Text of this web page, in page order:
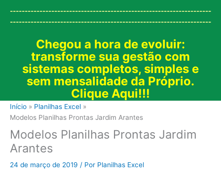
--------------------------------------------------------------------
--------------------------------------------------------------------
Chegou a hora de evoluir:
transforme sua gestão com
sistemas completos, simples e
sem mensalidade da Próprio.
Clique Aqui!!!
Início
Planilhas Excel
Modelos Planilhas Prontas Jardim Arantes
Modelos Planilhas Prontas Jardim
Arantes
24 de março de 2019 / Por Planilhas Excel